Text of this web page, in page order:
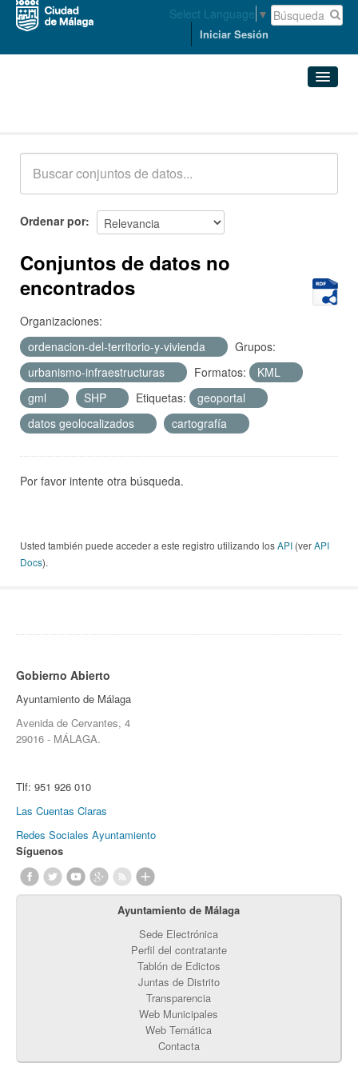
Select Language ▼
Iniciar Sesión
Acerca de
Ordenar por
Conjuntos de datos no
encontrados
Organizaciones:
ordenacion-del-territorio-y-vivienda
Grupos:
urbanismo-infraestructuras
Formatos:
KML
gml
SHP Etiquetas:
geoportal
datos geolocalizados
cartografía
Por favor intente otra búsqueda.
Usted también puede acceder a este registro utilizando losAPI (verAPI
Docs).
Gobierno Abierto
Ayuntamiento de Málaga
Avenida de Cervantes, 4
29016 - MÁLAGA.
Tlf: 951 926 010
Las Cuentas Claras
Redes Sociales Ayuntamiento
Síguenos
Ayuntamiento de Málaga
Sede Electrónica
Perfil del contratante
Tablón de Edictos
Juntas de Distrito
Transparencia
Web Municipales
Web Temática
Contacta